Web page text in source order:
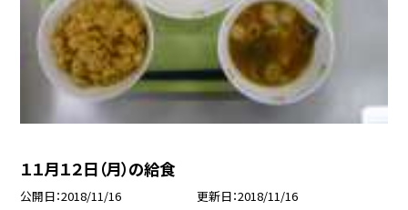
１１月１２日（月）の給食
公開日 2018/11/16 更新日 2018/11/16